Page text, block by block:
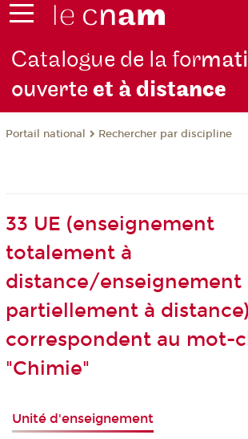
Catalogue de la for
ouverteet à distance
Portail national Rechercher par discipline
33 UE (enseignement
totalement à
distance/enseignement
partiellement à distance)
correspondent au mot-
"Chimie"
Unité d'enseignement